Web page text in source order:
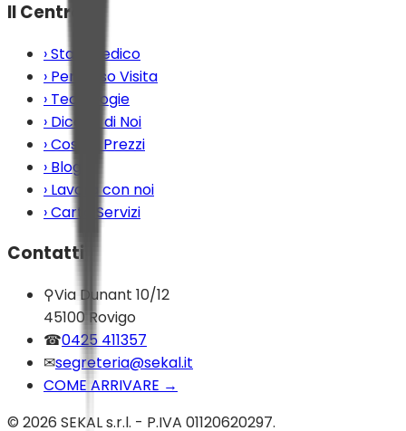
Il Centro
›Staff Medico
› Percorso Visita
› Tecnologie
› Dicono di Noi
›Costi e Prezzi
› Blog
› Lavora con noi
›Carta Servizi
Contatti
⚲Via Dunant 10/12
45100 Rovigo
☎0425 411357
✉segreteria@sekal.it
COME ARRIVARE →
© 2026 SEKAL s.r.l. - P.IVA 01120620297.